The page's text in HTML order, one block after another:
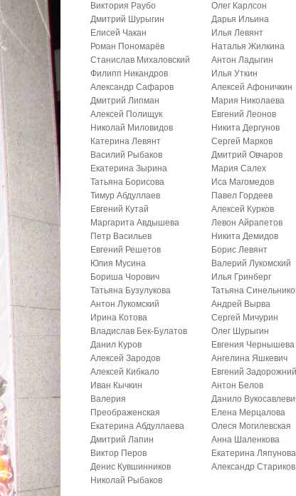
Виктория Раубо
Дмитрий Шурыгин
Елисей Чакан
Роман Пономарёв
Станислав Михаловский
Филипп Никандров
Александр Сафаров
Дмитрий Липман
Алексей Полищук
Николай Миловидов
Катерина Левянт
Василий Рыбаков
Екатерина Зырина
Татьяна Борисова
Тимур Абдуллаев
Евгений Кутай
Маргарита Авдышева
Петр Васильев
Евгений Решетов
Юлия Мусина
Бориша Чорович
Татьяна Бузулукова
Антон Лукомский
Ирина Котова
Владислав Бек-Булатов
Данил Куров
Алексей Зародов
Алексей Кибкало
Иван Кычкин
Валерия
Преображенская
Екатерина Абдуллаева
Дмитрий Лапин
Виктор Перов
Денис Кувшинников
Николай Рыбаков
Олег Карлсон
Дарья Ильина
Илья Левянт
Наталья Жилкина
Антон Ладыгин
Илья Уткин
Алексей Афоничкин
Мария Николаева
Евгений Леонов
Никита Дергунов
Сергей Марков
Дмитрий Овчаров
Мария Салех
Иса Магомедов
Павел Гордеев
Алексей Курков
Левон Айрапетов
Никита Демидов
Борис Левянт
Валерий Лукомский
Илья Гринберг
Татьяна
Андрей Вырва
Сергей Мичурин
Олег Шурыгин
Евгения Чернышева
Ангелина Яшкевич
Евгений
Антон Белов
Данило
Елена Мерцалова
Олеся Могилевская
Анна Шаленкова
Екатерина Ляпунова
Александр Стариков